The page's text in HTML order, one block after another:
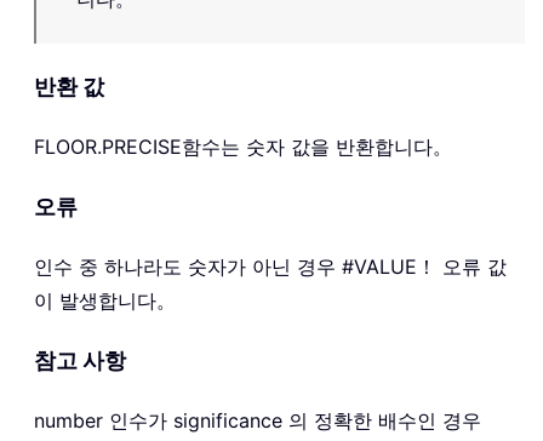
반환 값
FLOOR.PRECISE함수는 숫자 값을 반환합니다。
오류
인수 중 하나라도 숫자가 아닌 경우 #VALUE！ 오류 값
이 발생합니다。
참고 사항
number 인수가 significance 의 정확한 배수인 경우